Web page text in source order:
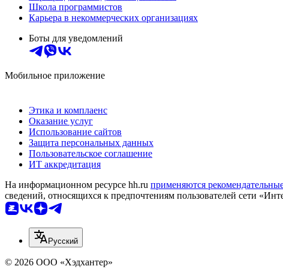
Школа программистов
Карьера в некоммерческих организациях
Боты для уведомлений
Мобильное приложение
Этика и комплаенс
Оказание услуг
Использование сайтов
Защита персональных данных
Пользовательское соглашение
ИТ аккредитация
На информационном ресурсе hh.ru применяются
сведений, относящихся к предпочтениям пользователей сети
Русский
© 2026 ООО «Хэдхантер»